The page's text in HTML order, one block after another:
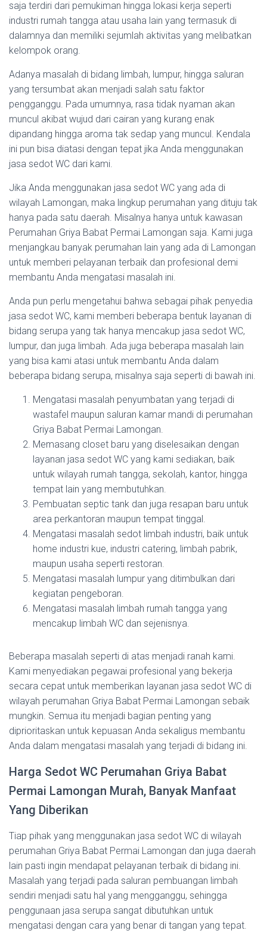
saja terdiri dari pemukiman hingga lokasi kerja seperti
industri rumah tangga atau usaha lain yang termasuk di
dalamnya dan memiliki sejumlah aktivitas yang melibatkan
kelompok orang.
Adanya masalah di bidang limbah, lumpur, hingga saluran
yang tersumbat akan menjadi salah satu faktor
pengganggu. Pada umumnya, rasa tidak nyaman akan
muncul akibat wujud dari cairan yang kurang enak
dipandang hingga aroma tak sedap yang muncul. Kendala
ini pun bisa diatasi dengan tepat jika Anda menggunakan
jasa sedot WC dari kami.
Jika Anda menggunakan jasa sedot WC yang ada di
wilayah Lamongan, maka lingkup perumahan yang dituju tak
hanya pada satu daerah. Misalnya hanya untuk kawasan
Perumahan Griya Babat Permai Lamongan saja. Kami juga
menjangkau banyak perumahan lain yang ada di Lamongan
untuk memberi pelayanan terbaik dan profesional demi
membantu Anda mengatasi masalah ini.
Anda pun perlu mengetahui bahwa sebagai pihak penyedia
jasa sedot WC, kami memberi beberapa bentuk layanan di
bidang serupa yang tak hanya mencakup jasa sedot WC,
lumpur, dan juga limbah. Ada juga beberapa masalah lain
yang bisa kami atasi untuk membantu Anda dalam
beberapa bidang serupa, misalnya saja seperti di bawah ini.
Mengatasi masalah penyumbatan yang terjadi di
wastafel maupun saluran kamar mandi di perumahan
Griya Babat Permai Lamongan.
Memasang closet baru yang diselesaikan dengan
layanan jasa sedot WC yang kami sediakan, baik
untuk wilayah rumah tangga, sekolah, kantor, hingga
tempat lain yang membutuhkan.
Pembuatan septic tank dan juga resapan baru untuk
area perkantoran maupun tempat tinggal.
Mengatasi masalah sedot limbah industri, baik untuk
home industri kue, industri catering, limbah pabrik,
maupun usaha seperti restoran.
Mengatasi masalah lumpur yang ditimbulkan dari
kegiatan pengeboran.
Mengatasi masalah limbah rumah tangga yang
mencakup limbah WC dan sejenisnya.
Beberapa masalah seperti di atas menjadi ranah kami.
Kami menyediakan pegawai profesional yang bekerja
secara cepat untuk memberikan layanan jasa sedot WC di
wilayah perumahan Griya Babat Permai Lamongan sebaik
mungkin. Semua itu menjadi bagian penting yang
diprioritaskan untuk kepuasan Anda sekaligus membantu
Anda dalam mengatasi masalah yang terjadi di bidang ini.
Harga Sedot WC Perumahan Griya Babat
Permai Lamongan Murah, Banyak Manfaat
Yang Diberikan
Tiap pihak yang menggunakan jasa sedot WC di wilayah
perumahan Griya Babat Permai Lamongan dan juga daerah
lain pasti ingin mendapat pelayanan terbaik di bidang ini.
Masalah yang terjadi pada saluran pembuangan limbah
sendiri menjadi satu hal yang mengganggu, sehingga
penggunaan jasa serupa sangat dibutuhkan untuk
mengatasi dengan cara yang benar di tangan yang tepat.